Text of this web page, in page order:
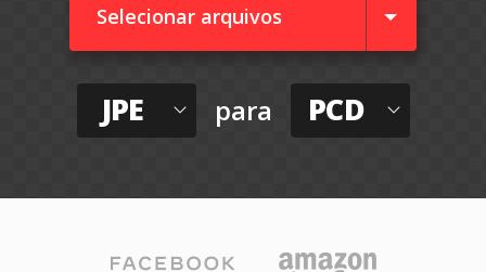
Selecionar arquivos
JPE para PCD